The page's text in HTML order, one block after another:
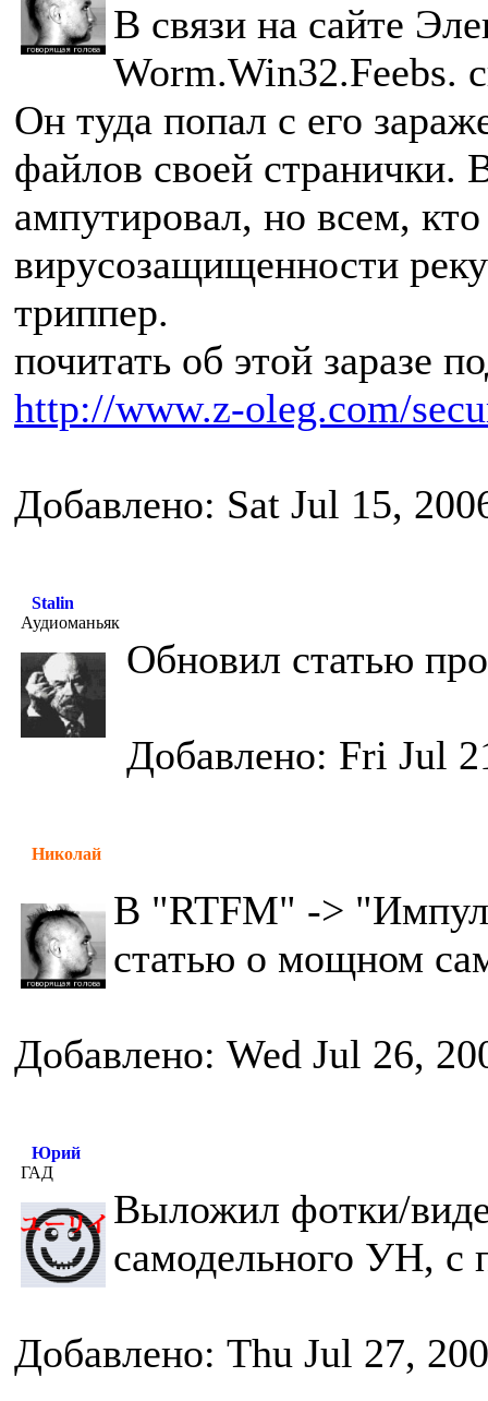
В связи на сайте
Worm.Win32.Feebs.
Он туда попал с его
файлов своей странички.
ампутировал, но всем,
вирусозащищенности
триппер.
почитать об этой заразе
http://www.z-oleg.com/
Добавлено: Sat Jul 15,
Stalin
Аудиоманьяк
Обновил статью
Добавлено: Fri Jul
Николай
В "RTFM" ->
статью о мощном
Добавлено: Wed Jul 26,
Юрий
ГАД
Выложил фотки/
самодельного УН, с
Добавлено: Thu Jul 27,